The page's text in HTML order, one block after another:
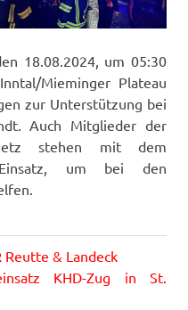
18.08.2024, um 05:30
Mieminger Plateau
zur Unterstützung bei
Auch Mitglieder der
stehen mit dem
um bei den
Reutte & Landeck
KHD-Zug in St.